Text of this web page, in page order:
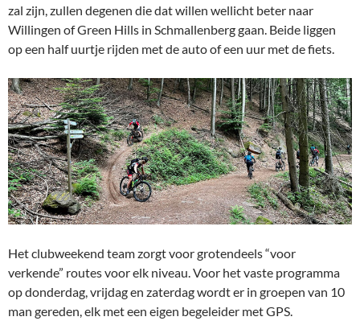
zal zijn, zullen degenen die dat willen wellicht beter naar
Willingen of Green Hills in Schmallenberg gaan. Beide liggen
op een half uurtje rijden met de auto of een uur met de fiets.
Het clubweekend team zorgt voor grotendeels “voor
verkende” routes voor elk niveau. Voor het vaste programma
op donderdag, vrijdag en zaterdag wordt er in groepen van 10
man gereden, elk met een eigen begeleider met GPS.